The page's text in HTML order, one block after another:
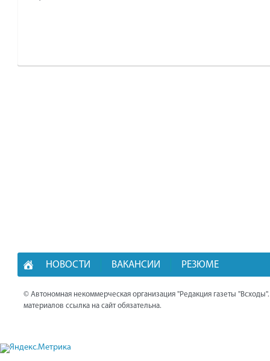
НОВОСТИ ВАКАНСИИ РЕЗЮМЕ
© Автономная некоммерческая организация "Редакция газеты
материалов ссылка на сайт обязательна.